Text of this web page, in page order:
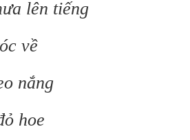
lên tiếng
về
nắng
hoe